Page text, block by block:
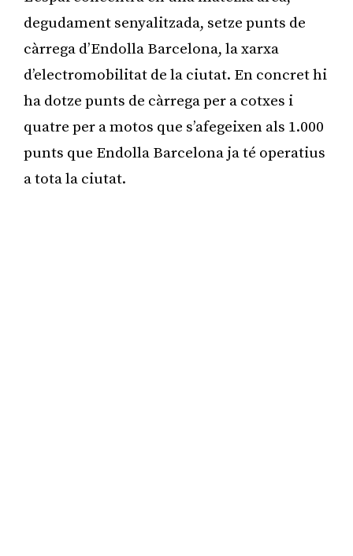
degudament senyalitzada, setze punts de
càrrega d’Endolla Barcelona, la xarxa
d’electromobilitat de la ciutat. En concret hi
ha dotze punts de càrrega per a cotxes i
quatre per a motos que s’afegeixen als 1.000
punts que Endolla Barcelona ja té operatius
a tota la ciutat.